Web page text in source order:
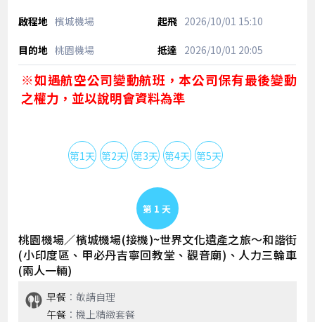
檳城機場 2026/10/01 15:10
桃園機場 2026/10/01 20:05
※如遇航空公司變動航班，本公司保有最後變動
之權力，並以說明會資料為準
第1天 第2天 第3天 第4天 第5天
Day 1
桃園機場／檳城機場(接機)~世界文化遺產之旅～和諧街
(小印度區、甲必丹吉寧回教堂、觀音廟)、人力三輪車
(兩人一輛)
早餐 ：敬請自理
午餐 ：機上精緻套餐